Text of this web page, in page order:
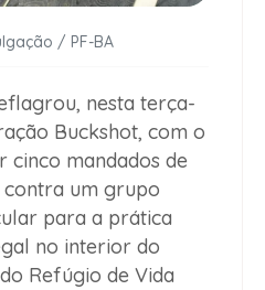
/ PF-BA
nesta terça-
Buckshot, com o
mandados de
contra um grupo
para a prática
no interior do
Refúgio de Vida